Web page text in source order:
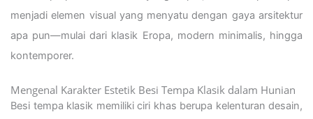
menjadi elemen visual yang menyatu dengan gaya arsitektur
apa pun—mulai dari klasik Eropa, modern minimalis, hingga
kontemporer.
Mengenal Karakter Estetik Besi Tempa Klasik dalam Hunian
Besi tempa klasik memiliki ciri khas berupa kelenturan desain,